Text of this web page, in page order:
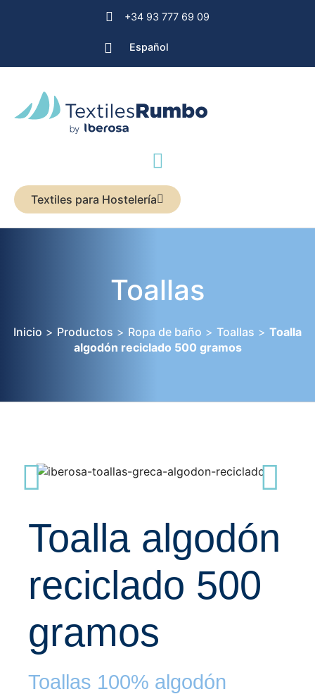
+34 93 777 69 09
Español
Textiles para Hostelería
Toallas
Inicio > Productos > Ropa de baño > Toallas > Toalla
algodón reciclado 500 gramos
Toalla algodón
reciclado 500
gramos
Toallas 100% algodón